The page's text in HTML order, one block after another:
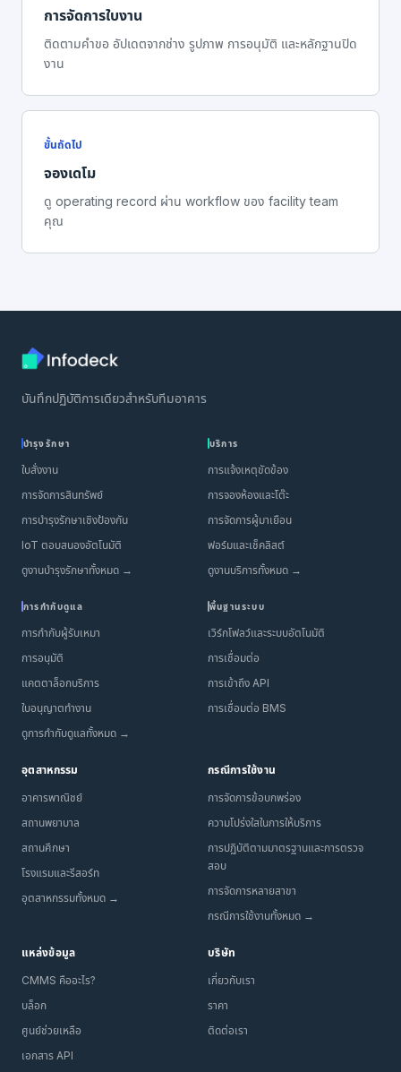
การจัดการใบงาน
ติดตามคำขอ อัปเดตจากช่าง รูปภาพ การอนุมัติ และหลักฐานปิด
งาน
ขั้นถัดไป
จองเดโม
ดู operating record ผ่าน workflow ของ facility team
คุณ
บันทึกปฏิบัติการเดียวสำหรับทีมอาคาร
บำรุงรักษา
ใบสั่งงาน
การจัดการสินทรัพย์
การบำรุงรักษาเชิงป้องกัน
IoT ตอบสนองอัตโนมัติ
ดูงานบำรุงรักษาทั้งหมด →
บริการ
การแจ้งเหตุขัดข้อง
การจองห้องและโต๊ะ
การจัดการผู้มาเยือน
ฟอร์มและเช็คลิสต์
ดูงานบริการทั้งหมด →
การกำกับดูแล
การกำกับผู้รับเหมา
การอนุมัติ
แคตตาล็อกบริการ
ใบอนุญาตทำงาน
ดูการกำกับดูแลทั้งหมด →
พื้นฐานระบบ
เวิร์กโฟลว์และระบบอัตโนมัติ
การเชื่อมต่อ
การเข้าถึง API
การเชื่อมต่อ BMS
อุตสาหกรรม
อาคารพาณิชย์
สถานพยาบาล
สถานศึกษา
โรงแรมและรีสอร์ท
อุตสาหกรรมทั้งหมด →
กรณีการใช้งาน
การจัดการข้อบกพร่อง
ความโปร่งใสในการให้บริการ
การปฏิบัติตามมาตรฐานและการตรวจ
สอบ
การจัดการหลายสาขา
กรณีการใช้งานทั้งหมด →
แหล่งข้อมูล
CMMS คืออะไร?
บล็อก
ศูนย์ช่วยเหลือ
เอกสาร API
บริษัท
เกี่ยวกับเรา
ราคา
ติดต่อเรา